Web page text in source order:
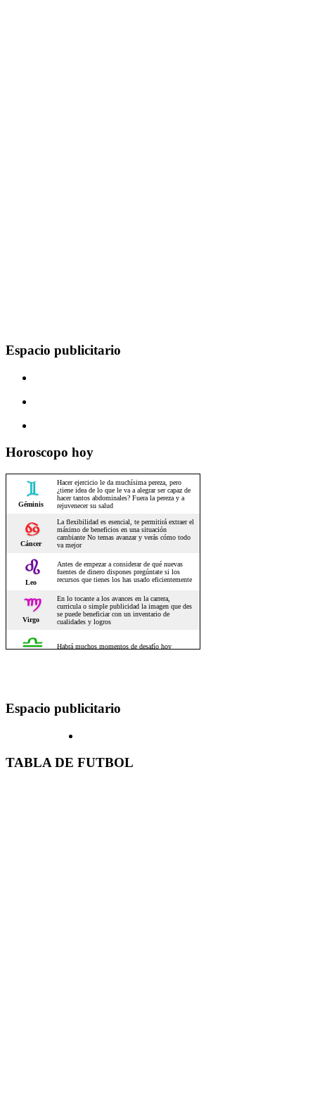
Espacio publicitario
Horoscopo hoy
Espacio publicitario
TABLA DE FUTBOL